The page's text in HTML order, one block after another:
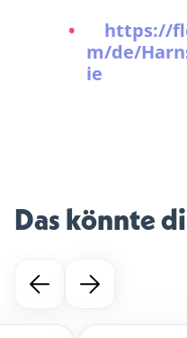
https://
m/de/
ie
Das könnte